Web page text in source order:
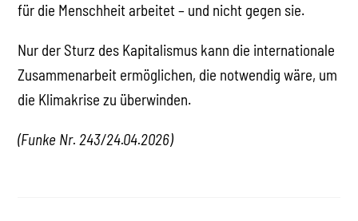
für die Menschheit arbeitet – und nicht gegen sie.
Nur der Sturz des Kapitalismus kann die internationale
Zusammenarbeit ermöglichen, die notwendig wäre, um
die Klimakrise zu überwinden.
(Funke Nr. 243/24.04.2026)